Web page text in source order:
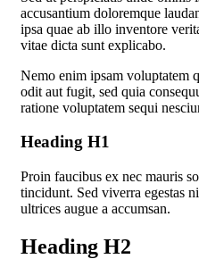
accusantium doloremque
ipsa quae ab illo inventore
vitae dicta sunt explicabo.
Nemo enim ipsam voluptatem
odit aut fugit, sed quia
ratione voluptatem sequi
Heading H1
Proin faucibus ex nec mauris
tincidunt. Sed viverra egestas
ultrices augue a accumsan.
Heading H2